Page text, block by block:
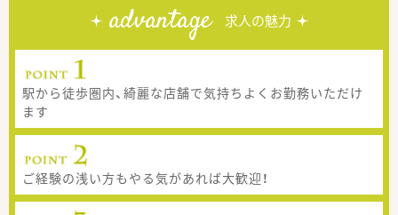
advantage 求人の魅力
駅から徒歩圏内、綺麗な店舗で気持ちよくお勤務いただけ
ます
ご経験の浅い方もやる気があれば大歓迎！